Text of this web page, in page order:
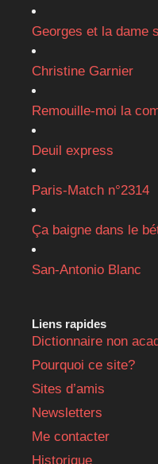
Georges et la dame
Christine Garnier
Remouille-moi la
Deuil express
Paris-Match n°2314
Ça baigne dans le
San-Antonio Blanc
Liens rapides
Dictionnaire non
Pourquoi ce site?
Sites d’amis
Newsletters
Me contacter
Historique